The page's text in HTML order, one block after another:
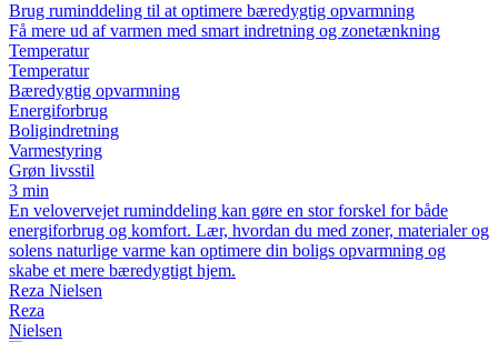
Brug ruminddeling til at optimere bæredygtig opvarmning
Få mere ud af varmen med smart indretning og zonetænkning
Temperatur
Temperatur
Bæredygtig opvarmning
Energiforbrug
Boligindretning
Varmestyring
Grøn livsstil
3 min
En velovervejet ruminddeling kan gøre en stor forskel for både
energiforbrug og komfort. Lær, hvordan du med zoner, materialer og
solens naturlige varme kan optimere din boligs opvarmning og
skabe et mere bæredygtigt hjem.
Reza Nielsen
Reza
Nielsen